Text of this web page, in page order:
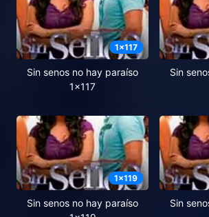
1x117
Sin senos no hay paraíso
1x117
Sin
1x119
Sin senos no hay paraíso
Sin